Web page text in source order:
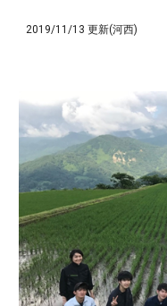
2019/11/13 更新(河西)